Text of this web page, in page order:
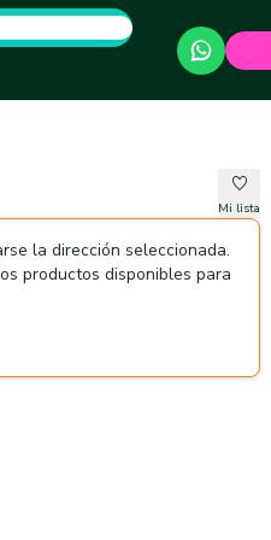
Mi lista
la dirección seleccionada.
productos disponibles para